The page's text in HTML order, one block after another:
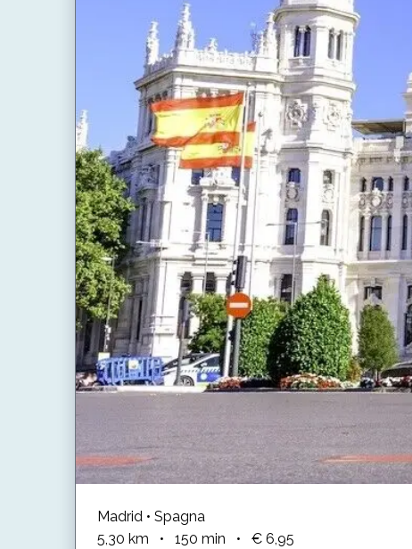
Madrid • Spagna
5,30 km • 150 min • € 6,95